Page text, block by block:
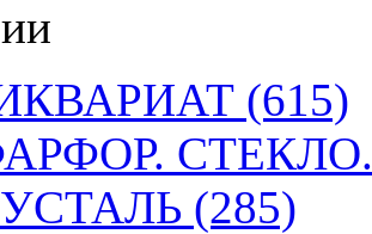
(615)
(285)